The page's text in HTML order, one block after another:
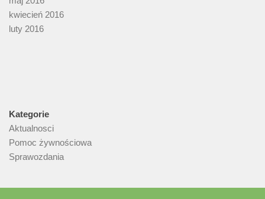
kwiecień 2016
luty 2016
Kategorie
Aktualnosci
Pomoc żywnościowa
Sprawozdania